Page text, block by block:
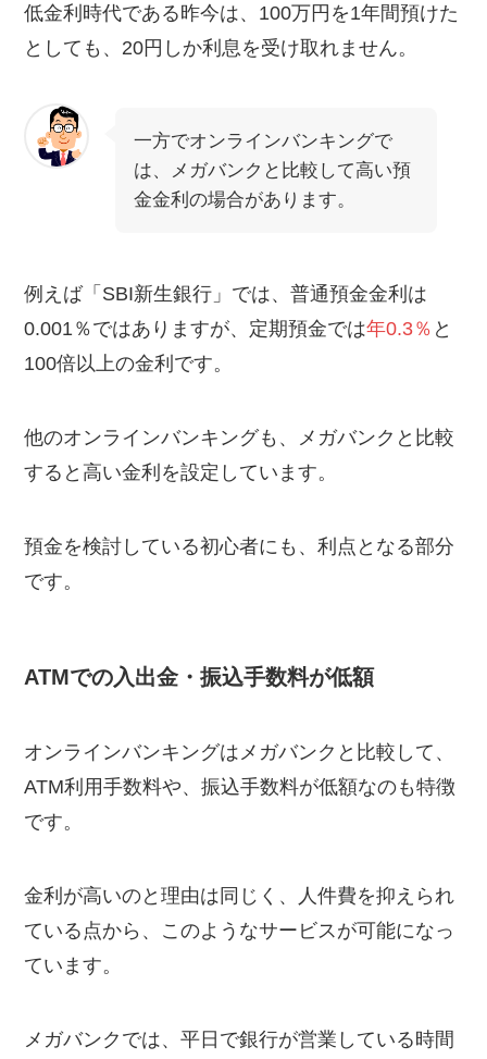
低金利時代である昨今は、100万円を1年間預けた
としても、20円しか利息を受け取れません。
一方でオンラインバンキングで
は、メガバンクと比較して高い預
金金利の場合があります。
例えば「SBI新生銀行」では、普通預金金利は
0.001％ではありますが、定期預金では年0.3％ と
100倍以上の金利です。
他のオンラインバンキングも、メガバンクと比較
すると高い金利を設定しています。
預金を検討している初心者にも、利点となる部分
です。
ATMでの入出金・振込手数料が低額
オンラインバンキングはメガバンクと比較して、
ATM利用手数料や、振込手数料が低額なのも特徴
です。
金利が高いのと理由は同じく、人件費を抑えられ
ている点から、このようなサービスが可能になっ
ています。
メガバンクでは、平日で銀行が営業している時間